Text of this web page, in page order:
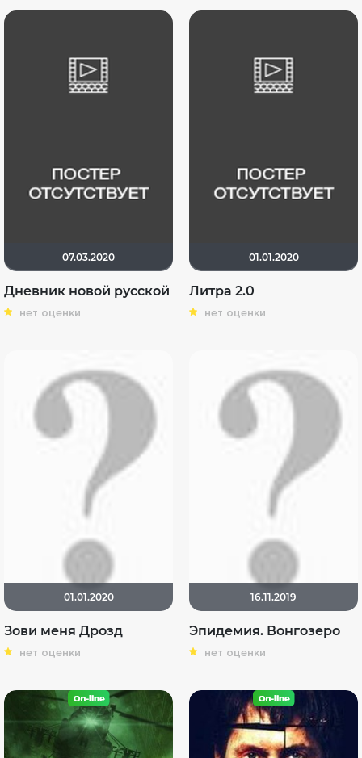
07.03.2020
Дневник новой русской
нет оценки
01.01.2020
Литра 2.0
нет оценки
01.01.2020
Зови меня Дрозд
нет оценки
16.11.2019
Эпидемия. Вонгозеро
нет оценки